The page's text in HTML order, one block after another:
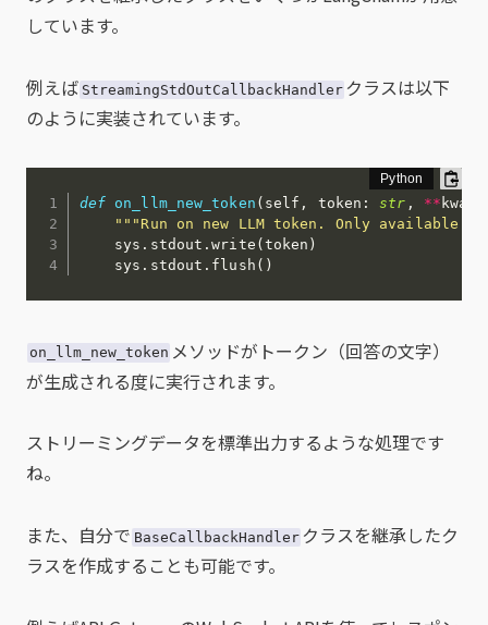
しています。
例えば StreamingStdOutCallbackHandler クラスは以下
のように実装されています。
def on_llm_new_token ( self , token : str , **
"""Run on new LLM token. Only available
    sys
. stdout .write ( token )
    sys
. stdout . flush ( )
on_llm_new_token メソッドがトークン（回答の文字）
が生成される度に実行されます。
ストリーミングデータを標準出力するような処理です
ね。
また、自分で BaseCallbackHandler クラスを継承したク
ラスを作成することも可能です。